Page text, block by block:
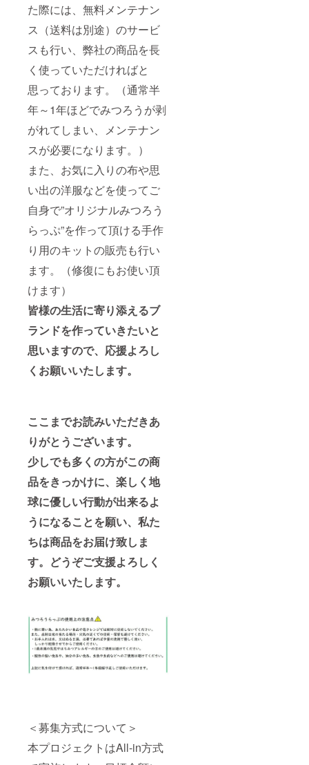
た際には、無料メンテナン
ス（送料は別途）のサービ
スも行い、弊社の商品を長
く使っていただければと
思っております。（通常半
年～1年ほどでみつろうが剥
がれてしまい、メンテナン
スが必要になります。）
また、お気に入りの布や思
い出の洋服などを使ってご
自身で”オリジナルみつろう
らっぷ”を作って頂ける手作
り用のキットの販売も行い
ます。（修復にもお使い頂
けます）
皆様の生活に寄り添えるブ
ランドを作っていきたいと
思いますので、 応援よろし
くお願いいたします。
ここまでお読みいただきあ
りがとうございます。
少しでも多くの方がこの商
品をきっかけに、楽しく地
球に優しい行動が出来るよ
うになることを願い、 私た
ちは商品をお届け致しま
す。どうぞご支援よろしく
お願いいたします。
＜募集方式について＞
本プロジェクトはAll-in方式